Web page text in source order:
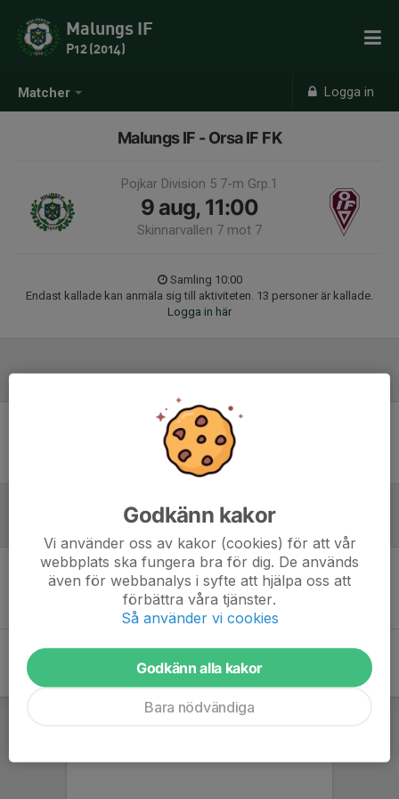
Matcher Logga in
Malungs IF
P12 (2014)
Malungs IF - Orsa IF FK
Pojkar Division 5 7-m Grp.1
9 aug, 11:00
Skinnarvallen 7 mot 7
Samling 10:00
Endast kallade kan anmäla sig till aktiviteten. 13 personer är kallade.
Logga in här
Ingen uppställning ifylld
Inget skrivet
Godkänn kakor
Vi använder oss av kakor (cookies) för att vår
webbplats ska fungera bra för dig. De används
även för webbanalys i syfte att hjälpa oss att
förbättra våra tjänster.
Så använder vi cookies
Godkänn alla kakor
Bara nödvändiga